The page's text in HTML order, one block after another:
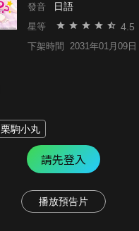
發音 日語
星等 4.5
下架時間 2031年01月09日
栗駒小丸
請先登入
播放預告片